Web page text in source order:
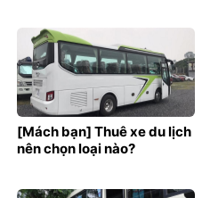
[Mách bạn] Thuê xe du lịch
nên chọn loại nào?